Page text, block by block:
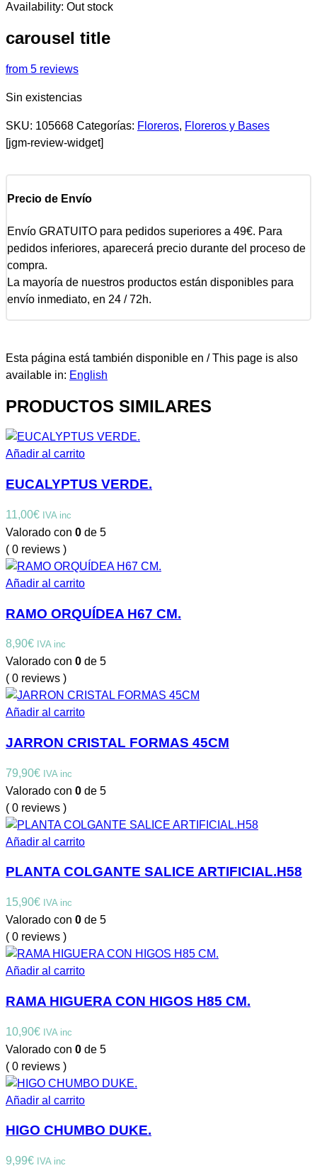
Availability: Out stock
carousel title
from 5 reviews
Sin existencias
SKU: 105668 Categorías: Floreros, Floreros y Bases
[jgm-review-widget]
Precio de Envío
Envío GRATUITO para pedidos superiores a 49€. Para
pedidos inferiores, aparecerá precio durante del proceso de
compra.
La mayoría de nuestros productos están disponibles para
envío inmediato, en 24 / 72h.
Esta página está también disponible en / This page is also
available in: English
PRODUCTOS SIMILARES
Añadir al carrito
EUCALYPTUS VERDE.
11,00€ IVA inc
Valorado con 0 de 5
( 0 reviews )
Añadir al carrito
RAMO ORQUÍDEA H67 CM.
8,90€ IVA inc
Valorado con 0 de 5
( 0 reviews )
Añadir al carrito
JARRON CRISTAL FORMAS 45CM
79,90€ IVA inc
Valorado con 0 de 5
( 0 reviews )
Añadir al carrito
PLANTA COLGANTE SALICE ARTIFICIAL.H58
15,90€ IVA inc
Valorado con 0 de 5
( 0 reviews )
Añadir al carrito
RAMA HIGUERA CON HIGOS H85 CM.
10,90€ IVA inc
Valorado con 0 de 5
( 0 reviews )
Añadir al carrito
HIGO CHUMBO DUKE.
9,99€ IVA inc